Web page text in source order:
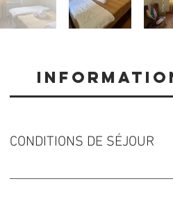
CONDITIONS DE SÉJOUR
Accueil : De 9h00 à